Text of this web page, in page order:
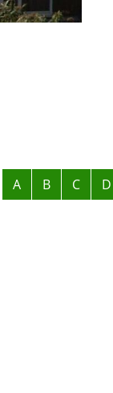
A B C D